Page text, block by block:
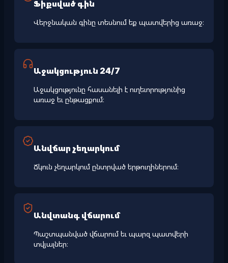
Ֆիքսված գին
Վերջնական գինը տեսնում եք պատվերից առաջ։
Աջակցություն 24/7
Աջակցությունը հասանելի է ուղեւորությունից
առաջ եւ ընթացքում։
Անվճար չեղարկում
Ճկուն չեղարկում ընտրված երթուղիներում։
Անվտանգ վճարում
Պաշտպանված վճարում եւ պարզ պատվերի
տվյալներ։